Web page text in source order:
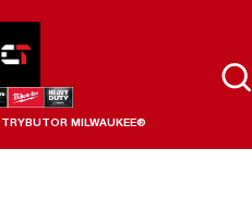
MILWAUKEE®